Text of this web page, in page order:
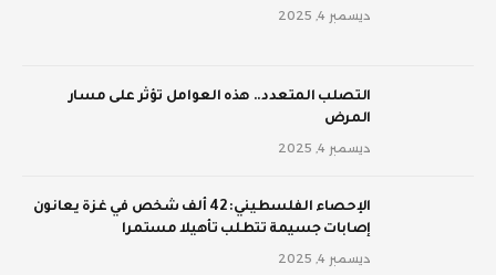
ديسمبر 4, 2025
‫التصلب المتعدد.. هذه العوامل تؤثر على مسار
المرض
ديسمبر 4, 2025
الإحصاء الفلسطيني: 42 ألف شخص في غزة يعانون
إصابات جسيمة تتطلب تأهيلا مستمرا
ديسمبر 4, 2025